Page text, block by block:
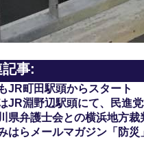
記事:
JR町田駅頭からスタート
JR淵野辺駅頭にて、民進
県弁護士会との横浜地方
はらメールマガジン「防災